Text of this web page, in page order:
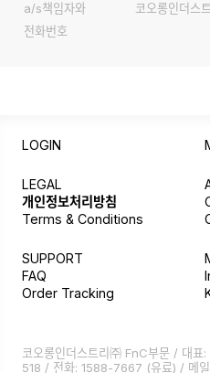
a/s책임자와
전화번호
코오롱인더스
LOGIN
LEGAL
개인정보처리방침
Terms & Conditions
SUPPORT
FAQ
Order Tracking
코오롱인더스트리㈜ FnC부문 / 대표
518 / 전화: 1588-7667 (유료) / 메